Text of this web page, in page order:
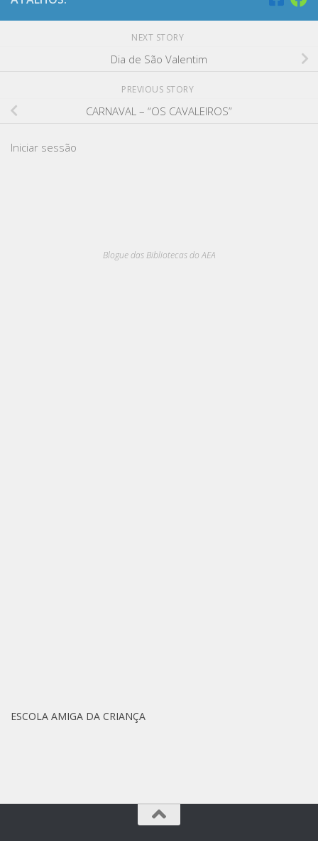
NEXT STORY
Dia de São Valentim
PREVIOUS STORY
CARNAVAL – “OS CAVALEIROS”
Iniciar sessão
Blogue das Bibliotecas do AEA
ESCOLA AMIGA DA CRIANÇA